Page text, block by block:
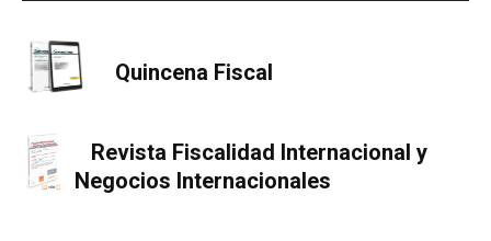
Quincena Fiscal
Revista Fiscalidad Internacional y
Negocios Internacionales